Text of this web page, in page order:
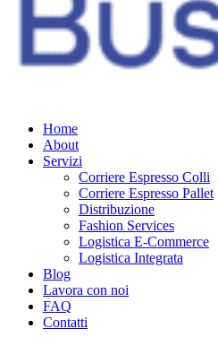
Home
About
Servizi
Corriere Espresso Colli
Corriere Espresso Pallet
Distribuzione
Fashion Services
Logistica E-Commerce
Logistica Integrata
Blog
Lavora con noi
FAQ
Contatti